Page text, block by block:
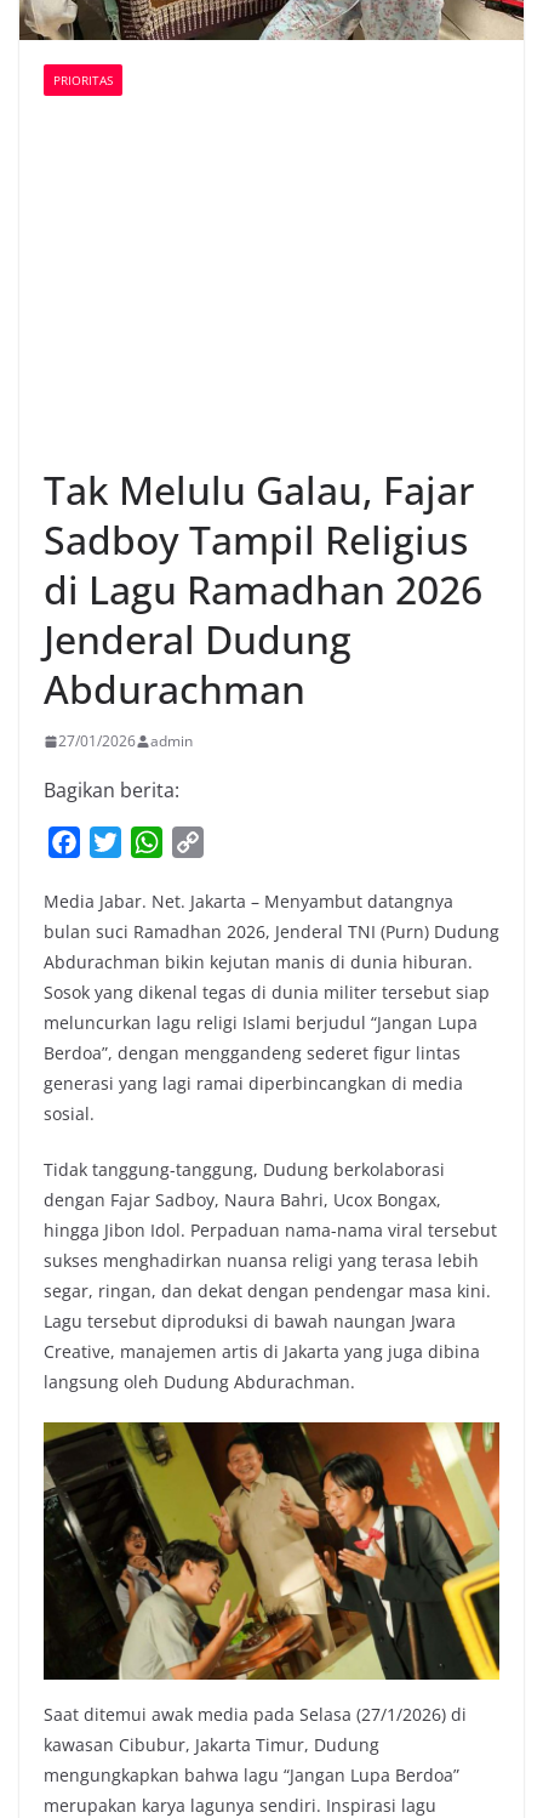
PRIORITAS
Tak Melulu Galau, Fajar
Sadboy Tampil Religius
di Lagu Ramadhan 2026
Jenderal Dudung
Abdurachman
27/01/2026 admin
Bagikan berita:
c
e
b
o
o
k
i
t
t
e
r
W
a
t
s
A
p
p
p
y
L
i
n
k
Media Jabar. Net. Jakarta – Menyambut datangnya
bulan suci Ramadhan 2026, Jenderal TNI (Purn) Dudung
Abdurachman bikin kejutan manis di dunia hiburan.
Sosok yang dikenal tegas di dunia militer tersebut siap
meluncurkan lagu religi Islami berjudul “Jangan Lupa
Berdoa”, dengan menggandeng sederet figur lintas
generasi yang lagi ramai diperbincangkan di media
sosial.
Tidak tanggung-tanggung, Dudung berkolaborasi
dengan Fajar Sadboy, Naura Bahri, Ucox Bongax,
hingga Jibon Idol. Perpaduan nama-nama viral tersebut
sukses menghadirkan nuansa religi yang terasa lebih
segar, ringan, dan dekat dengan pendengar masa kini.
Lagu tersebut diproduksi di bawah naungan Jwara
Creative, manajemen artis di Jakarta yang juga dibina
langsung oleh Dudung Abdurachman.
Saat ditemui awak media pada Selasa (27/1/2026) di
kawasan Cibubur, Jakarta Timur, Dudung
mengungkapkan bahwa lagu “Jangan Lupa Berdoa”
merupakan karya lagunya sendiri. Inspirasi lagu